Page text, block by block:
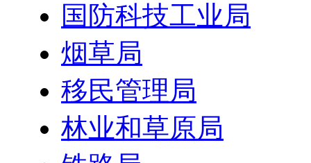
国防科技工业局
烟草局
移民管理局
林业和草原局